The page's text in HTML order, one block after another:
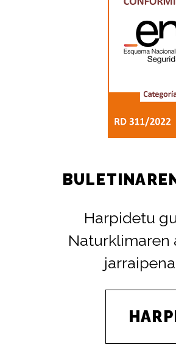
Harpidetu
Naturklimaren